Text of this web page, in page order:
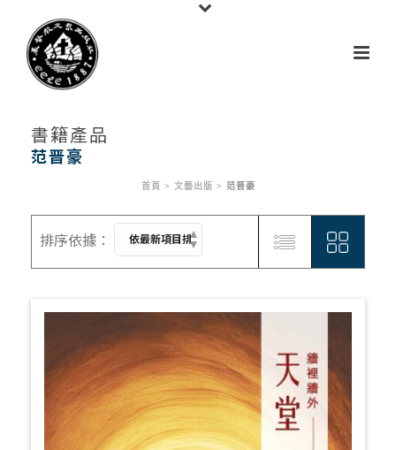
書籍產品
首頁 > 文藝出版 > 范晋豪
范晋豪